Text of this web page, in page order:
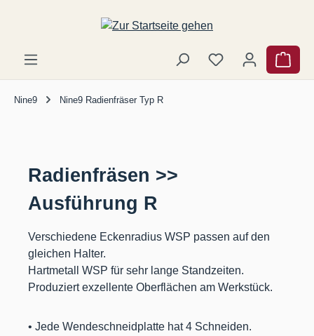
Zum Hauptinhalt springen
Nine9 Nine9 Radienfräser Typ R
Radienfräsen >>
Ausführung R
Verschiedene Eckenradius WSP passen auf den
gleichen Halter.
Hartmetall WSP für sehr lange Standzeiten.
Produziert exzellente Oberflächen am Werkstück.
• Jede Wendeschneidplatte hat 4 Schneiden.